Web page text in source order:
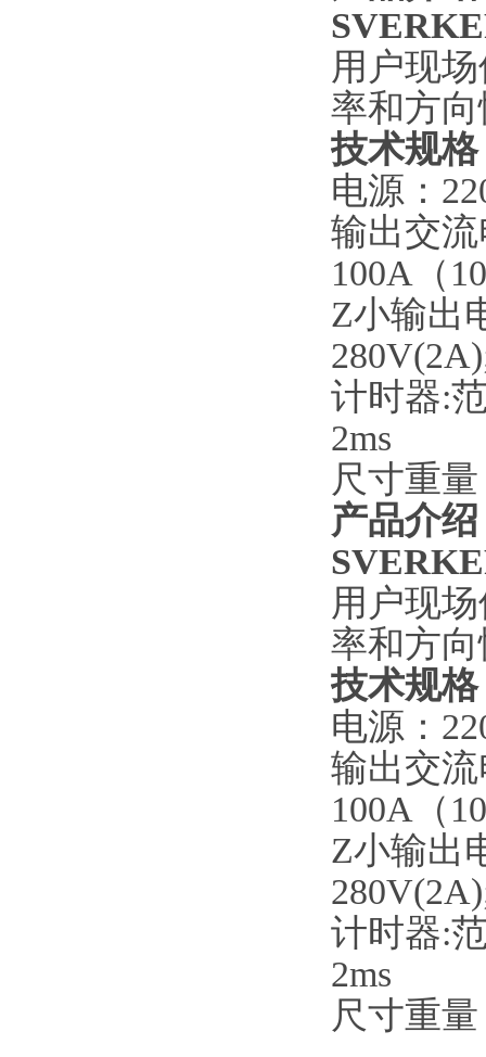
用户现
率和方
技术规
电源：
输出交
100A（
Z小输出
计时器:
2ms
尺寸重量
产品介绍
用户现
率和方
技术规
电源：
输出交
100A（
Z小输出
计时器:
2ms
尺寸重量